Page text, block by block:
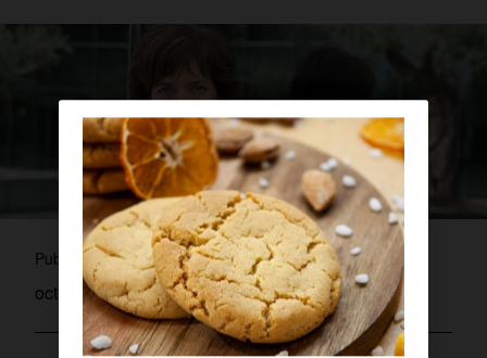
Publicado por piliserrano
octubre 22, 2020